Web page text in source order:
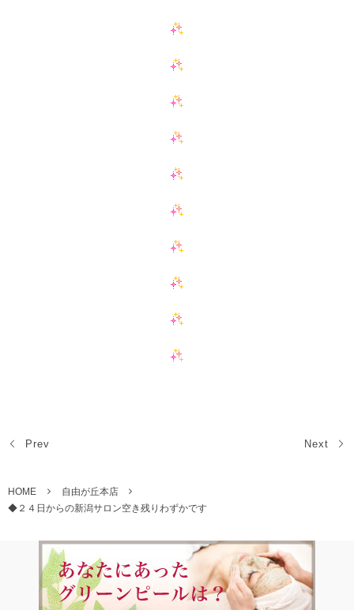
Prev Next
HOME
自由が丘本店
◆２４日からの新潟サロン空き残りわずかです